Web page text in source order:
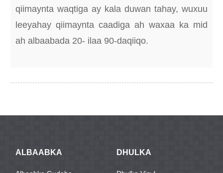
qiimaynta waqtiga ay kala duwan tahay, wuxuu
leeyahay qiimaynta caadiga ah waxaa ka mid
ah albaabada 20- ilaa 90-daqiiqo.
ALBAABKA DHULKA